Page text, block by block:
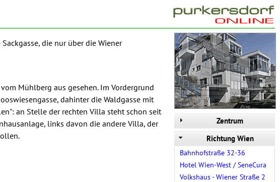
Zentrum
Richtung Wien
Bahnhofstraße 32-36
Hotel Wien-West / SeneCura
Volkshaus - Wiener Straße 2
die nur über die Wiener
Mühlberg aus gesehen. Im Vordergrund
dahinter die Waldgasse mit
an Stelle der rechten Villa steht schon seit
links davon die andere Villa, der